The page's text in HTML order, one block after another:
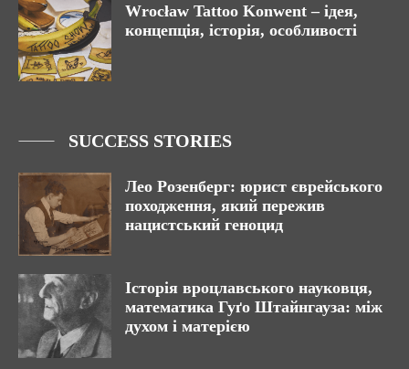
Wrocław Tattoo Konwent – ідея,
концепція, історія, особливості
SUCCESS STORIES
Лео Розенберг: юрист єврейського
походження, який пережив
нацистський геноцид
Історія вроцлавського науковця,
математика Гуґо Штайнгауза: між
духом і матерією